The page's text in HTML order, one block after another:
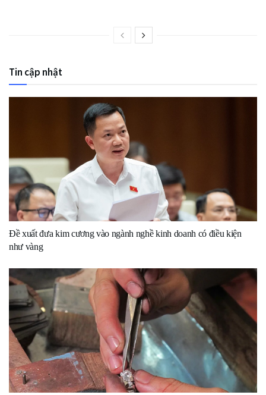
Tin cập nhật
Đề xuất đưa kim cương vào ngành nghề kinh doanh có điều kiện
như vàng